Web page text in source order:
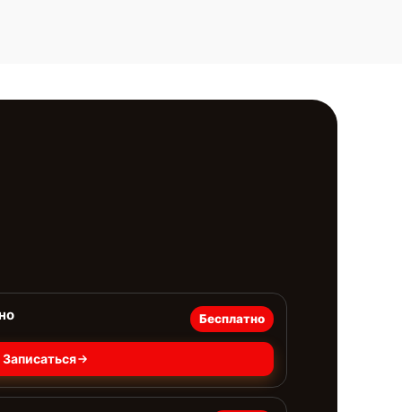
Бесплатно
Записаться